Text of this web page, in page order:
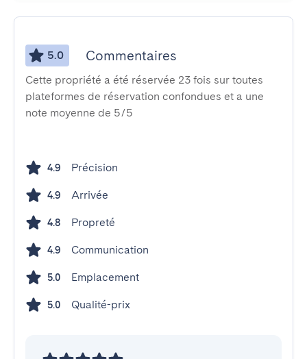
5.0 Commentaires
Cette propriété a été réservée 23 fois sur toutes
plateformes de réservation confondues et a une
note moyenne de 5/5
4.9 Précision
4.9 Arrivée
4.8 Propreté
4.9 Communication
5.0 Emplacement
5.0 Qualité-prix